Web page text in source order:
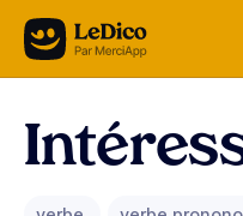
Aller au contenu